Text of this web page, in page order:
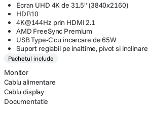
Ecran UHD 4K de 31.5" (3840x2160)
HDR10
4K@144Hz prin HDMI 2.1
AMD FreeSync Premium
USB Type-C cu incarcare de 65W
Suport reglabil pe inaltime, pivot si inclinare
Pachetul include
Monitor
Cablu alimentare
Cablu display
Documentatie